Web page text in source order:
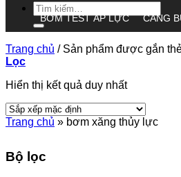
Tìm
kiếm:
BƠM TEST ÁP LỰC CĂNG
Trang chủ /Sản phẩm được gắn
Lọc
Hiển thị kết quả duy nhất
Trang chủ » bơm xăng thủy lực
Bộ lọc